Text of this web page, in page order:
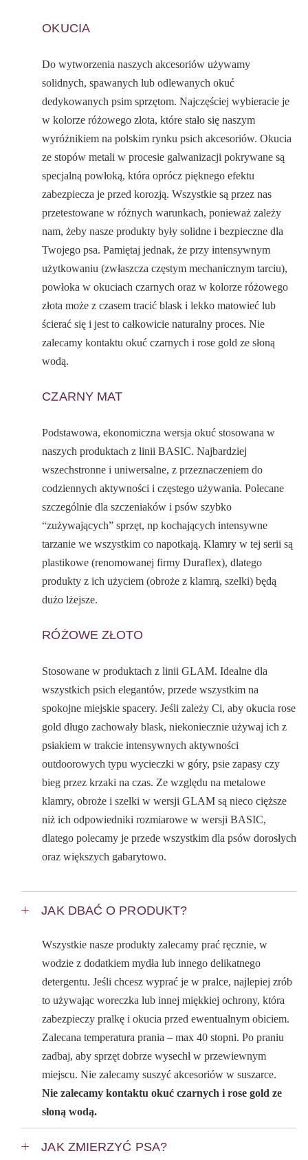
OKUCIA
Do wytworzenia naszych akcesoriów używamy
solidnych, spawanych lub odlewanych okuć
dedykowanych psim sprzętom. Najczęściej wybieracie je
w kolorze różowego złota, które stało się naszym
wyróżnikiem na polskim rynku psich akcesoriów. Okucia
ze stopów metali w procesie galwanizacji pokrywane są
specjalną powłoką, która oprócz pięknego efektu
zabezpiecza je przed korozją. Wszystkie są przez nas
przetestowane w różnych warunkach, ponieważ zależy
nam, żeby nasze produkty były solidne i bezpieczne dla
Twojego psa. Pamiętaj jednak, że przy intensywnym
użytkowaniu (zwłaszcza częstym mechanicznym tarciu),
powłoka w okuciach czarnych oraz w kolorze różowego
złota może z czasem tracić blask i lekko matowieć lub
ścierać się i jest to całkowicie naturalny proces. Nie
zalecamy kontaktu okuć czarnych i rose gold ze słoną
wodą.
CZARNY MAT
Podstawowa, ekonomiczna wersja okuć stosowana w
naszych produktach z linii BASIC. Najbardziej
wszechstronne i uniwersalne, z przeznaczeniem do
codziennych aktywności i częstego używania. Polecane
szczególnie dla szczeniaków i psów szybko
“zużywających” sprzęt, np kochających intensywne
tarzanie we wszystkim co napotkają. Klamry w tej serii są
plastikowe (renomowanej firmy Duraflex), dlatego
produkty z ich użyciem (obroże z klamrą, szelki) będą
dużo lżejsze.
RÓŻOWE ZŁOTO
Stosowane w produktach z linii GLAM. Idealne dla
wszystkich psich elegantów, przede wszystkim na
spokojne miejskie spacery. Jeśli zależy Ci, aby okucia rose
gold długo zachowały blask, niekoniecznie używaj ich z
psiakiem w trakcie intensywnych aktywności
outdoorowych typu wycieczki w góry, psie zapasy czy
bieg przez krzaki na czas. Ze względu na metalowe
klamry, obroże i szelki w wersji GLAM są nieco cięższe
niż ich odpowiedniki rozmiarowe w wersji BASIC,
dlatego polecamy je przede wszystkim dla psów dorosłych
oraz większych gabarytowo.
JAK DBAĆ O PRODUKT?
Wszystkie nasze produkty zalecamy prać ręcznie, w
wodzie z dodatkiem mydła lub innego delikatnego
detergentu. Jeśli chcesz wyprać je w pralce, najlepiej zrób
to używając woreczka lub innej miękkiej ochrony, która
zabezpieczy pralkę i okucia przed ewentualnym obiciem.
Zalecana temperatura prania – max 40 stopni. Po praniu
zadbaj, aby sprzęt dobrze wysechł w przewiewnym
miejscu. Nie zalecamy suszyć akcesoriów w suszarce.
Nie zalecamy kontaktu okuć czarnych i rose gold ze
słoną wodą.
JAK ZMIERZYĆ PSA?